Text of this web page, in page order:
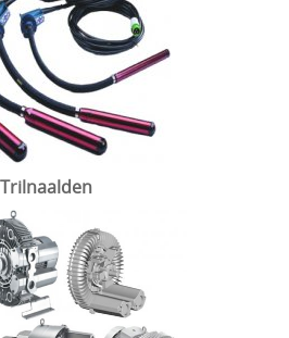
Trilnaalden